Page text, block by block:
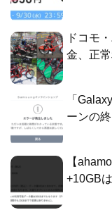
ドコモ
金、正
「
ーンの
【
+10GB